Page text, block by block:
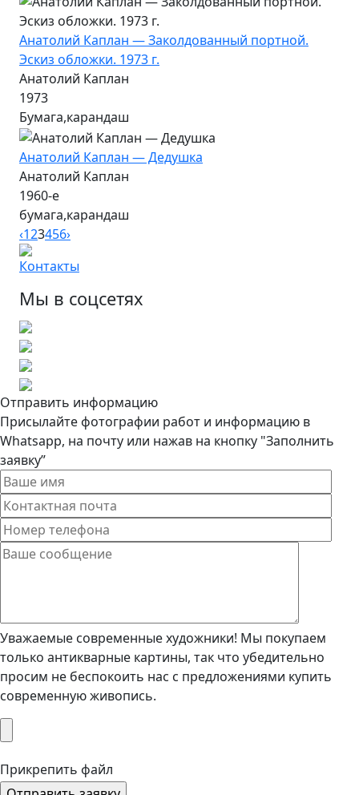
Анатолий Каплан — Заколдованный портной.
Эскиз обложки. 1973 г.
Анатолий Каплан
1973
Бумага,карандаш
Анатолий Каплан — Дедушка
Анатолий Каплан
1960-е
бумага,карандаш
‹123456›
Контакты
Мы в соцсетях
Отправить информацию
Присылайте фотографии работ и информацию в
Whatsapp, на почту или нажав на кнопку "Заполнить
заявку”
Уважаемые современные художники! Мы покупаем
только антикварные картины, так что убедительно
просим не беспокоить нас с предложениями купить
современную живопись.
Прикрепить файл